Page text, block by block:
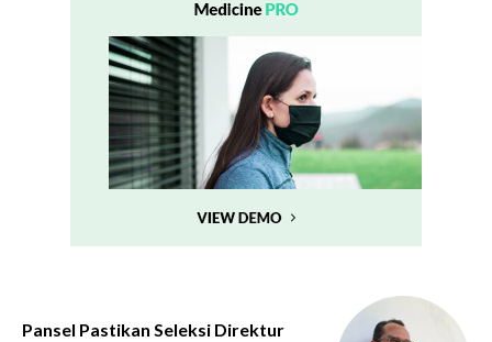
Pansel Pastikan Seleksi Direktur